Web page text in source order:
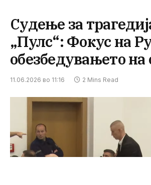
Судење за
„Пулс“: Фокус на
обезбедувањето на
11.06.2026 во 11:16 2 Mins Read